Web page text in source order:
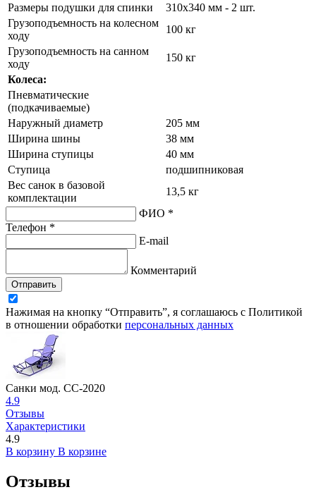
Размеры подушки для спинки
310х340 мм - 2 шт.
Грузоподъемность на колесном
ходу
100 кг
Грузоподъемность на санном
ходу
150 кг
Колеса:
Пневматические
(подкачиваемые)
Наружный диаметр
205 мм
Ширина шины
38 мм
Ширина ступицы
40 мм
Ступица
подшипниковая
Вес санок в базовой
комплектации
13,5 кг
ФИО *
Телефон *
E-mail
Комментарий
Отправить
Нажимая на кнопку “Отправить”, я соглашаюсь с Политикой
в отношении обработки персональных данных
Санки мод. СС-2020
4.9
Отзывы
Характеристики
4.9
В корзину В корзине
Отзывы